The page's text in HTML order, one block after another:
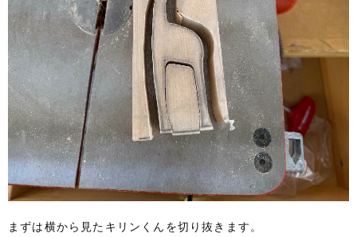
まずは横から見たキリンくんを切り抜きます。